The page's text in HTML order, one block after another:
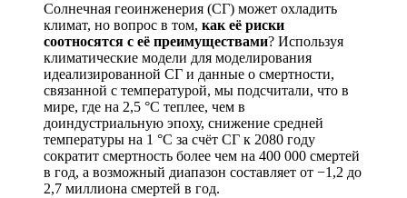
Солнечная геоинженерия (СГ) может охладить
климат, но вопрос в том, как её риски
соотносятся с её преимуществами? Используя
климатические модели для моделирования
идеализированной СГ и данные о смертности,
связанной с температурой, мы подсчитали, что в
мире, где на 2,5 °C теплее, чем в
доиндустриальную эпоху, снижение средней
температуры на 1 °C за счёт СГ к 2080 году
сократит смертность более чем на 400 000 смертей
в год, а возможный диапазон составляет от −1,2 до
2,7 миллиона смертей в год.